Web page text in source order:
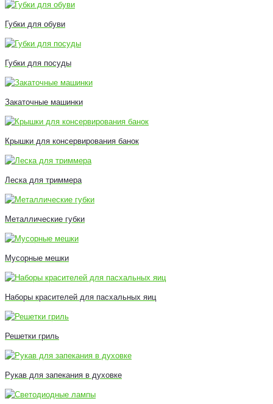
Губки для обуви
Губки для посуды
Закаточные машинки
Крышки для консервирования банок
Леска для триммера
Металлические губки
Мусорные мешки
Наборы красителей для пасхальных яиц
Решетки гриль
Рукав для запекания в духовке